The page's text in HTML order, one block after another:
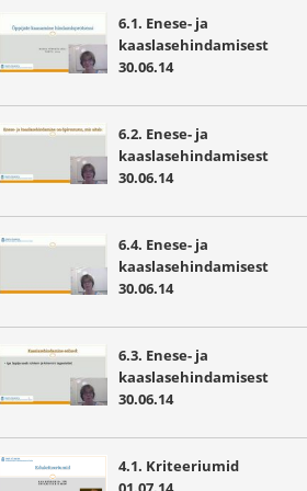
6.1. Enese- ja
kaaslasehindamisest
30.06.14
6.2. Enese- ja
kaaslasehindamisest
30.06.14
6.4. Enese- ja
kaaslasehindamisest
30.06.14
6.3. Enese- ja
kaaslasehindamisest
30.06.14
4.1. Kriteeriumid